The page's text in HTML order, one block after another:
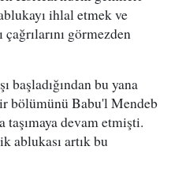
ihlal etmek ve
görmezden
başladığından bu yana
bölümünü Babu'l Mendeb
devam etmişti.
ablukası artık bu